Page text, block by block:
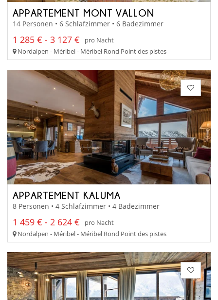
APPARTEMENT MONT VALLON
14 Personen • 6 Schlafzimmer • 6 Badezimmer
1 285 € - 3 127 €
pro Nacht
Nordalpen - Méribel - Méribel Rond Point des pistes
APPARTEMENT KALUMA
8 Personen • 4 Schlafzimmer • 4 Badezimmer
1 459 € - 2 624 €
pro Nacht
Nordalpen - Méribel - Méribel Rond Point des pistes